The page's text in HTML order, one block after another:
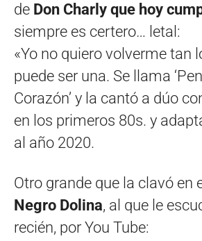
de Don Charly que hoy
siempre es certero… letal:
«Yo no quiero volverme tan
puede ser una. Se llama
Corazón’ y la cantó a dúo
en los primeros 80s. y
al año 2020.
Otro grande que la clavó en
Negro Dolina, al que le
recién, por You Tube: